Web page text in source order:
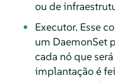
ou de
Executor. Esse
um DaemonSet
cada nó que
implantação é